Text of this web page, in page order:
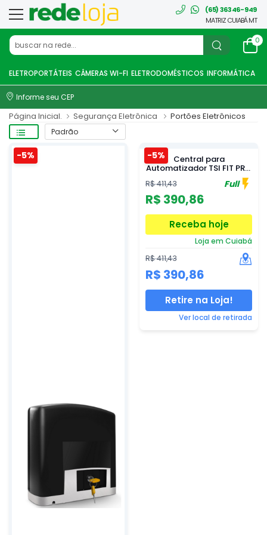
(65) 36346-949
MATRIZ CUIABÁ MT
0
ELETROPORTÁTEIS CÂMERAS WI-FI ELETRODOMÉSTICOS INFORMÁTICA
Informe seu CEP
Página Inicial. Segurança Eletrônica Portões Eletrônicos
-5% -5% Central para
Automatizador TSI FIT PRO
R$ 411,43 Full
R$ 390,86
Receba hoje
Loja em Cuiabá
R$ 411,43
R$ 390,86
Retire na Loja!
Ver local de retirada